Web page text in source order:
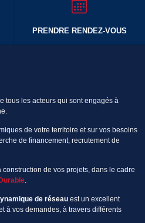
PRENDRE RENDEZ-VOUS
tous les acteurs qui sont engagés à
de votre territoire et sur vos besoins
de financement, recrutement de
construction de vos projets, dans le cadre
.
de réseauest un excellent
à vos demandes, à travers différents